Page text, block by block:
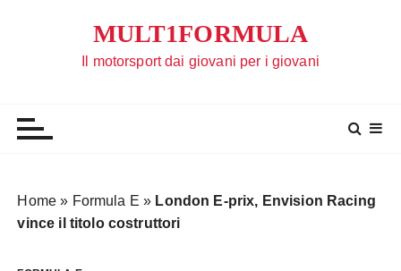
MULT1FORMULA
Il motorsport dai giovani per i giovani
Home » Formula E » London E-prix, Envision Racing
vince il titolo costruttori